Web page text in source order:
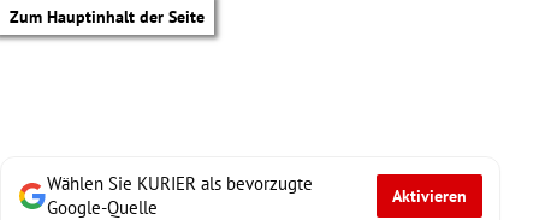
Zum Hauptinhalt der Seite
Wählen Sie KURIER als bevorzugte
Google-Quelle
Aktivieren